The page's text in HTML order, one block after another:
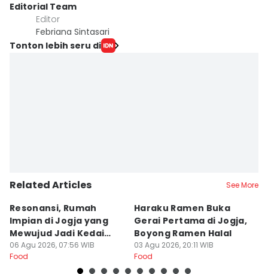
Editorial Team
Editor
Febriana Sintasari
Tonton lebih seru di
Related Articles See More
Resonansi, Rumah
Impian di Jogja yang
Mewujud Jadi Kedai
Ramen dan Burger
06 Agu 2026, 07:56 WIB
Food
Haraku Ramen Buka
Gerai Pertama di Jogja,
Boyong Ramen Halal
03 Agu 2026, 20:11 WIB
Food